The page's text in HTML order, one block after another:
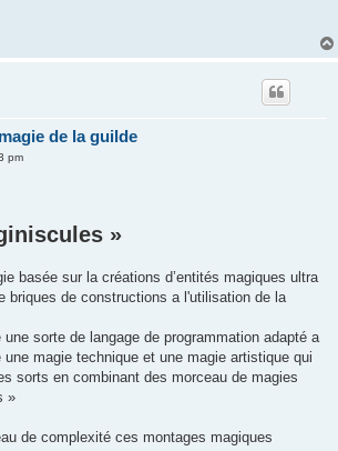
de la guilde
pm
»
basée sur la créations d’entités magiques ultra
briques de constructions a l'utilisation de la
sorte de langage de programmation adapté a
magie technique et une magie artistique qui
sorts en combinant des morceau de magies
»
de complexité ces montages magiques